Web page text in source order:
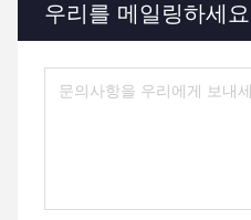
우리를 메일링하세요